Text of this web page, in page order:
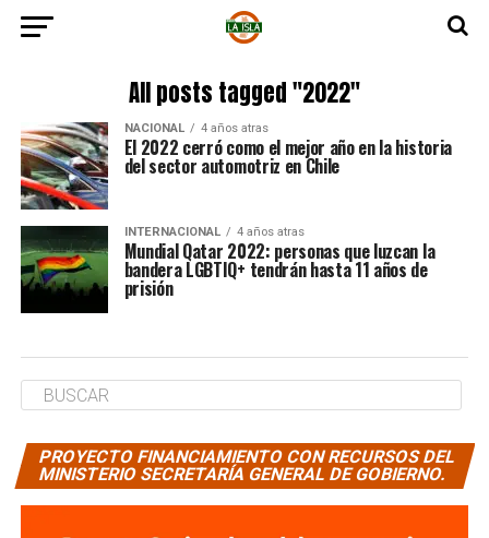
All posts tagged "2022"
NACIONAL 4 años atras
El 2022 cerró como el mejor año en la historia
del sector automotriz en Chile
INTERNACIONAL 4 años atras
Mundial Qatar 2022: personas que luzcan la
bandera LGBTIQ+ tendrán hasta 11 años de
prisión
PROYECTO FINANCIAMIENTO CON RECURSOS DEL
MINISTERIO SECRETARÍA GENERAL DE GOBIERNO.